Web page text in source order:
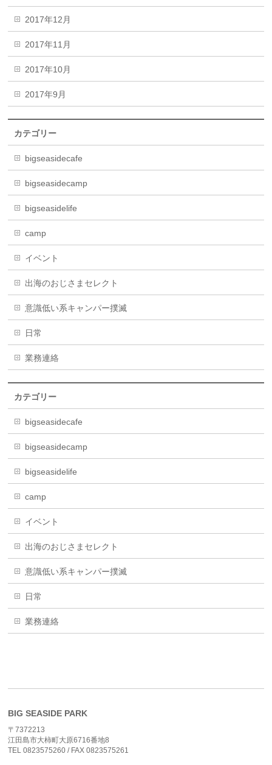
2017年12月
2017年11月
2017年10月
2017年9月
カテゴリー
bigseasidecafe
bigseasidecamp
bigseasidelife
camp
イベント
出海のおじさまセレクト
意識低い系キャンパー撲滅
日常
業務連絡
カテゴリー
bigseasidecafe
bigseasidecamp
bigseasidelife
camp
イベント
出海のおじさまセレクト
意識低い系キャンパー撲滅
日常
業務連絡
BIG SEASIDE PARK
〒7372213
江田島市大柿町大原6716番地8
TEL 0823575260 / FAX 0823575261